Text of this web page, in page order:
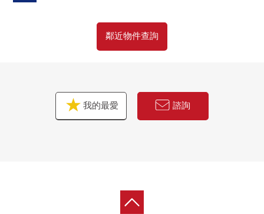
・到ＯＫ龜戶商店步行7分鐘(約550m)
口)步行2分鐘。
鄰近物件查詢
我的最愛 諮詢